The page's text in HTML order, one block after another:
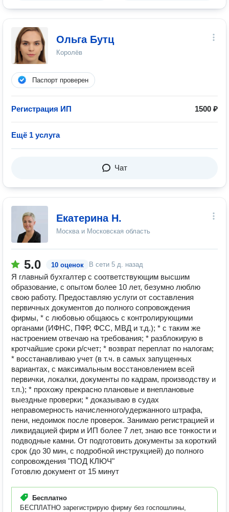
Ольга Бутц
Королёв
Паспорт проверен
Регистрация ИП 1500 ₽
Ещё 1 услуга
Чат
Екатерина Н.
Москва и Московская область
5.0 10 оценок В сети 5 д. назад
Я главный бухгалтер с соответствующим высшим
образование, с опытом более 10 лет, безумно люблю
свою работу. Предоставляю услуги от составления
первичных документов до полного сопровождения
фирмы, * с любовью общаюсь с контролирующими
органами (ИФНС, ПФР, ФСС, МВД и т.д.); * с таким же
настроением отвечаю на требования; * разблокирую в
кротчайшие сроки р/счет; * возврат переплат по налогам;
* восстанавливаю учет (в т.ч. в самых запущенных
вариантах, с максимальным восстановлением всей
первички, локалки, документы по кадрам, производству и
т.п.); * прохожу прекрасно плановые и внеплановые
выездные проверки; * доказываю в судах
неправомерность начисленного/удержанного штрафа,
пени, недоимок после проверок. Занимаю регистрацией и
ликвидацией фирм и ИП более 7 лет, знаю все тонкости и
подводные камни. От подготовить документы за короткий
срок (до 30 мин, с подробной инструкцией) до полного
сопровождения "ПОД КЛЮЧ"
Готовлю документ от 15 минут
Бесплатно
БЕСПЛАТНО зарегистрирую фирму без госпошлины,